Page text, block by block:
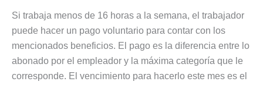
Si trabaja menos de 16 horas a la semana, el trabajador
puede hacer un pago voluntario para contar con los
mencionados beneficios. El pago es la diferencia entre lo
abonado por el empleador y la máxima categoría que le
corresponde. El vencimiento para hacerlo este mes es el